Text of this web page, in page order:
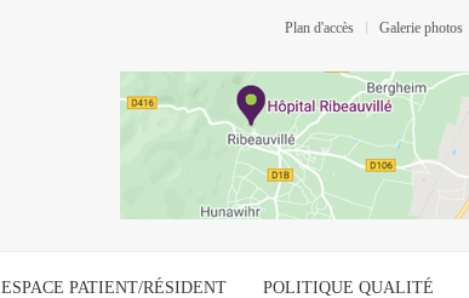
Plan d'accès Galerie photos
ESPACE PATIENT/RÉSIDENT POLITIQUE QUALITÉ